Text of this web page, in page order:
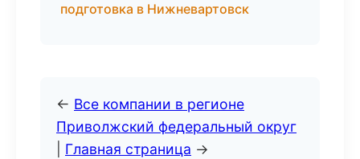
подготовка в Нижневартовск
← Все компании в регионе
Приволжский федеральный округ
Главная страница →